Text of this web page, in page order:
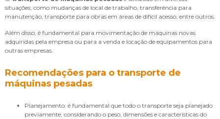
situações, como mudanças de local de trabalho, transferência para
manutenção, transporte para obras em áreas de difícil acesso, entre outros.
Além disso, é fundamental para movimentação de máquinas novas
adquiridas pela empresa ou para a venda e locação de equipamentos para
outras empresas.
Recomendações para o transporte de
máquinas pesadas
Planejamento: é fundamental que todo o transporte seja planejado
previamente, considerando o peso, dimensões e características do